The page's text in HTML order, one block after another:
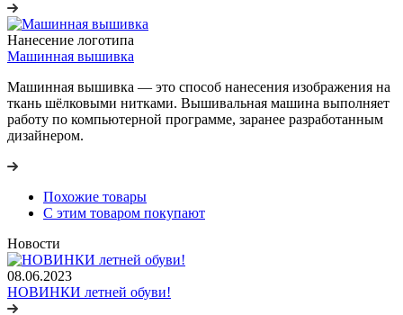
Нанесение логотипа
Машинная вышивка
Машинная вышивка — это способ нанесения изображения на
ткань шёлковыми нитками. Вышивальная машина выполняет
работу по компьютерной программе, заранее разработанным
дизайнером.
Похожие товары
С этим товаром покупают
Новости
08.06.2023
НОВИНКИ летней обуви!